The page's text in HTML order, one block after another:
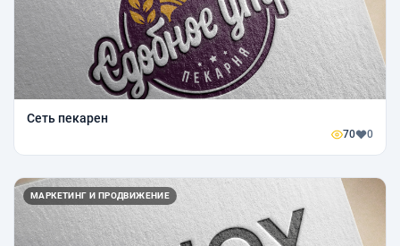
Сеть пекарен
70 0
МАРКЕТИНГ И ПРОДВИЖЕНИЕ